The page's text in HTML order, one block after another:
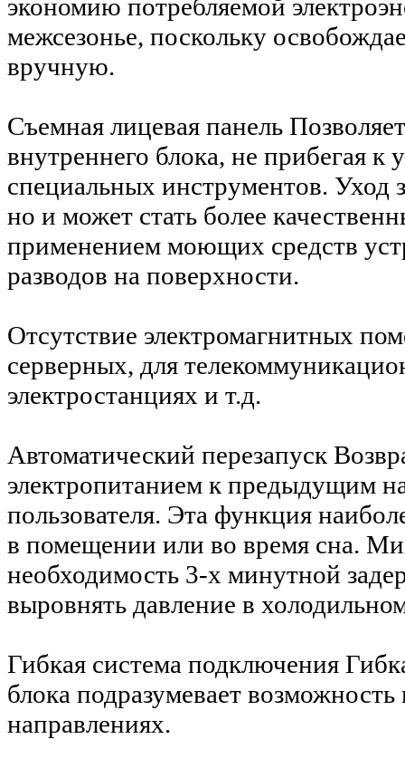
экономию потребляемой
межсезонье, поскольку
вручную.
Съемная лицевая панель
внутреннего блока, не прибегая к
специальных инструментов. Уход
но и может стать более
применением моющих средств
разводов на поверхности.
Отсутствие электромагнитных
серверных, для
электростанциях и т.д.
Автоматический перезапуск
электропитанием к предыдущим
пользователя. Эта функция
в помещении или во время сна.
необходимость 3-х минутной
выровнять давление в
Гибкая система подключения
блока подразумевает
направлениях.